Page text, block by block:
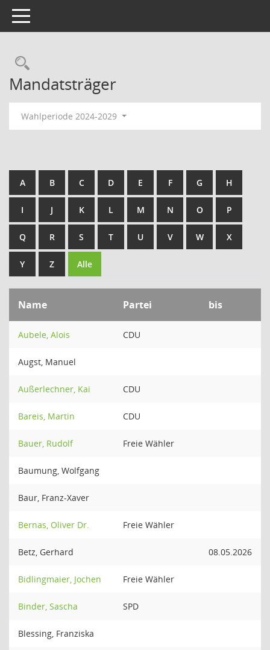
Toggle navigation
Rechercheauswahl
Mandatsträger
Wahlperiode 2024-2029
A B C D E F G H
I J K L M N O P
Q R S T U V W X
Y Z Alle
Name Partei bis
Aubele, Alois CDU
Augst, Manuel
Außerlechner, Kai CDU
Bareis, Martin CDU
Bauer, Rudolf Freie Wähler
Baumung, Wolfgang
Baur, Franz-Xaver
Bernas, Oliver Dr. Freie Wähler
Betz, Gerhard 08.05.2026
Bidlingmaier, Jochen Freie Wähler
Binder, Sascha SPD
Blessing, Franziska